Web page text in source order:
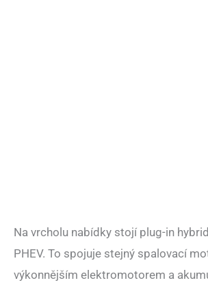
Na vrcholu nabídky stojí plug-in
PHEV. To spojuje stejný spalovací
výkonnějším elektromotorem a